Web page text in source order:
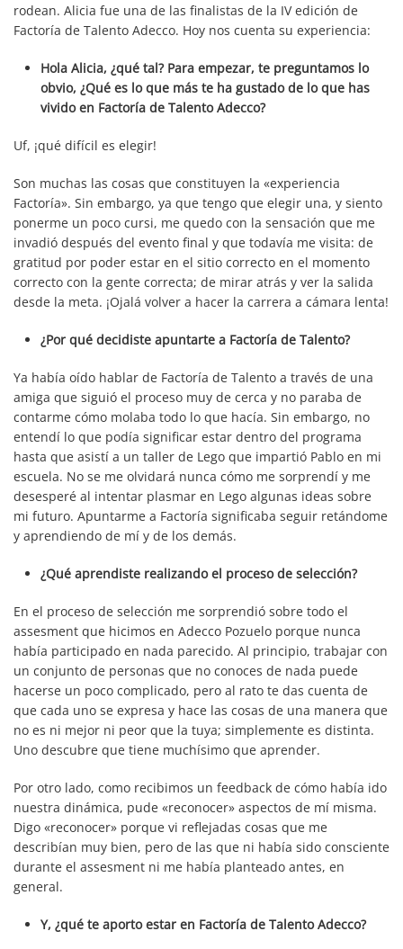
rodean. Alicia fue una de las finalistas de la IV edición de
Factoría de Talento Adecco. Hoy nos cuenta su experiencia:
Hola Alicia, ¿qué tal? Para empezar, te preguntamos lo
obvio, ¿Qué es lo que más te ha gustado de lo que has
vivido en Factoría de Talento Adecco?
Uf, ¡qué difícil es elegir!
Son muchas las cosas que constituyen la «experiencia
Factoría». Sin embargo, ya que tengo que elegir una, y siento
ponerme un poco cursi, me quedo con la sensación que me
invadió después del evento final y que todavía me visita: de
gratitud por poder estar en el sitio correcto en el momento
correcto con la gente correcta; de mirar atrás y ver la salida
desde la meta. ¡Ojalá volver a hacer la carrera a cámara lenta!
¿Por qué decidiste apuntarte a Factoría de Talento?
Ya había oído hablar de Factoría de Talento a través de una
amiga que siguió el proceso muy de cerca y no paraba de
contarme cómo molaba todo lo que hacía. Sin embargo, no
entendí lo que podía significar estar dentro del programa
hasta que asistí a un taller de Lego que impartió Pablo en mi
escuela. No se me olvidará nunca cómo me sorprendí y me
desesperé al intentar plasmar en Lego algunas ideas sobre
mi futuro. Apuntarme a Factoría significaba seguir retándome
y aprendiendo de mí y de los demás.
¿Qué aprendiste realizando el proceso de selección?
En el proceso de selección me sorprendió sobre todo el
assesment que hicimos en Adecco Pozuelo porque nunca
había participado en nada parecido. Al principio, trabajar con
un conjunto de personas que no conoces de nada puede
hacerse un poco complicado, pero al rato te das cuenta de
que cada uno se expresa y hace las cosas de una manera que
no es ni mejor ni peor que la tuya; simplemente es distinta.
Uno descubre que tiene muchísimo que aprender.
Por otro lado, como recibimos un feedback de cómo había ido
nuestra dinámica, pude «reconocer» aspectos de mí misma.
Digo «reconocer» porque vi reflejadas cosas que me
describían muy bien, pero de las que ni había sido consciente
durante el assesment ni me había planteado antes, en
general.
Y, ¿qué te aporto estar en Factoría de Talento Adecco?